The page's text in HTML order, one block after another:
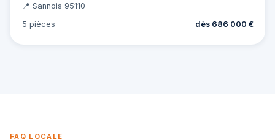
📍 Sannois 95110
5 pièces
dès 686 000 €
FAQ LOCALE